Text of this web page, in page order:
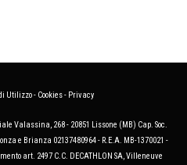
Utilizzo- Cookies- Privacy
Valassina, 268 - 20851 Lissone (MB) Cap. Soc.
e Brianza 02137480964 - R.E.A. MB-1370021 -
art. 2497 C.C. DECATHLON SA, Villeneuve